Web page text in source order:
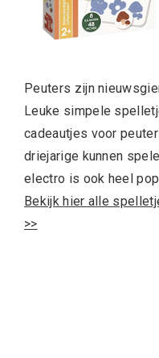
Peuters zijn
Leuke simpele
cadeautjes voor
driejarige kunnen
electro is ook heel
Bekijk hier alle
>>